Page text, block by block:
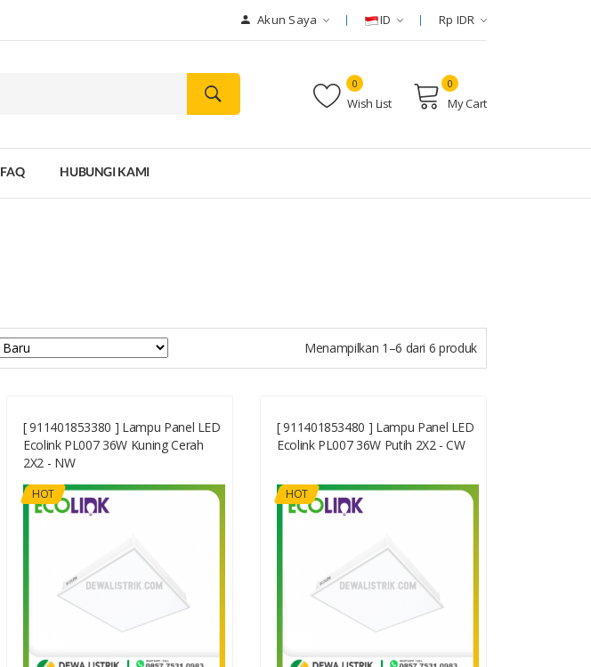
Akun Saya ID Rp IDR
Wish List
0
My Cart
0
FAQ HUBUNGI KAMI
Menampilkan 1–6 dari 6 produk
[ 911401853380 ] Lampu Panel LED
Ecolink PL007 36W Kuning Cerah
2X2 - NW
HOT
[ 911401853480 ] Lampu Panel LED
Ecolink PL007 36W Putih 2X2 - CW
HOT